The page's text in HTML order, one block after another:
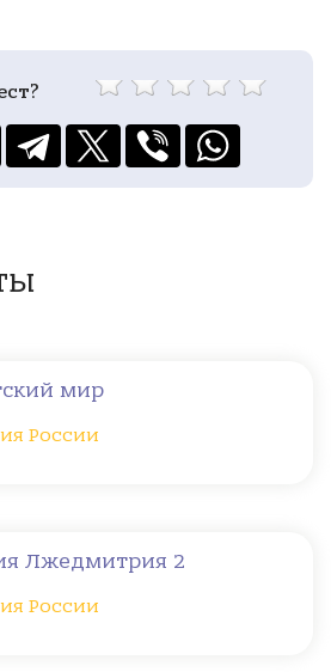
мир
России
Лжедмитрия 2
России